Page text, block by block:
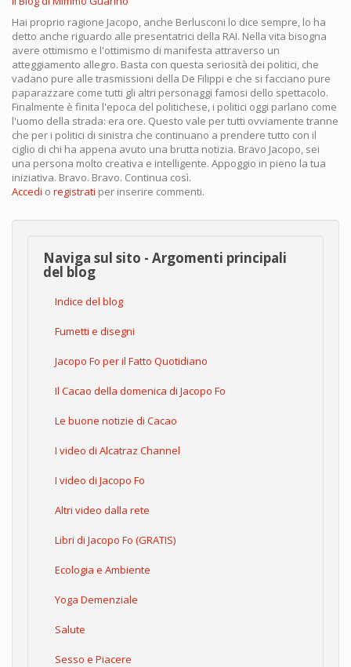
Hai proprio ragione Jacopo, anche Berlusconi lo dice sempre, lo ha
detto anche riguardo alle presentatrici della RAI. Nella vita bisogna
avere ottimismo e l'ottimismo di manifesta attraverso un
atteggiamento allegro. Basta con questa seriosità dei politici, che
vadano pure alle trasmissioni della De Filippi e che si facciano pure
paparazzare come tutti gli altri personaggi famosi dello spettacolo.
Finalmente è finita l'epoca del politichese, i politici oggi parlano come
l'uomo della strada: era ore. Questo vale per tutti ovviamente tranne
che per i politici di sinistra che continuano a prendere tutto con il
ciglio di chi ha appena avuto una brutta notizia. Bravo Jacopo, sei
una persona molto creativa e intelligente. Appoggio in pieno la tua
iniziativa. Bravo. Bravo. Continua così.
Accedi o registrati per inserire commenti.
Naviga sul sito - Argomenti principali
del blog
Indice del blog
Fumetti e disegni
Jacopo Fo per il Fatto Quotidiano
Il Cacao della domenica di Jacopo Fo
Le buone notizie di Cacao
I video di Alcatraz Channel
I video di Jacopo Fo
Altri video dalla rete
Libri di Jacopo Fo (GRATIS)
Ecologia e Ambiente
Yoga Demenziale
Salute
Sesso e Piacere